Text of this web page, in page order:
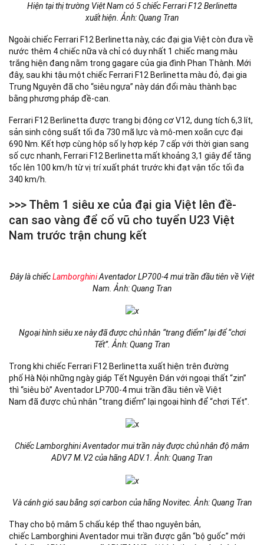
Hiện tại thị trường Việt Nam có 5 chiếc Ferrari F12 Berlinetta
xuất hiện. Ảnh: Quang Tran
Ngoài chiếc Ferrari F12 Berlinetta này, các đại gia Việt còn đưa về
nước thêm 4 chiếc nữa và chỉ có duy nhất 1 chiếc mang màu
trắng hiện đang nằm trong gagare của gia đình Phan Thành. Mới
đây, sau khi tậu một chiếc Ferrari F12 Berlinetta màu đỏ, đại gia
Trung Nguyên đã cho “siêu ngựa” này dán đổi màu thành bạc
bằng phương pháp đề-can.
Ferrari F12 Berlinetta được trang bị động cơ V12, dung tích 6,3 lít,
sản sinh công suất tối đa 730 mã lực và mô-men xoắn cực đại
690 Nm. Kết hợp cùng hộp số ly hợp kép 7 cấp với thời gian sang
số cực nhanh, Ferrari F12 Berlinetta mất khoảng 3,1 giây để tăng
tốc lên 100 km/h từ vị trí xuất phát trước khi đạt vận tốc tối đa
340 km/h.
>>> Thêm 1 siêu xe của đại gia Việt lên đề-
can sao vàng để cổ vũ cho tuyển U23 Việt
Nam trước trận chung kết
Đây là chiếcLamborghiniAventador LP700-4 mui trần đầu tiên về Việt
Nam. Ảnh: Quang Tran
Ngoại hình siêu xe này đã được chủ nhân “trang điểm” lại để “chơi
Tết”. Ảnh: Quang Tran
Trong khi chiếc Ferrari F12 Berlinetta xuất hiện trên đường
phố Hà Nội những ngày giáp Tết Nguyên Đán với ngoại thất “zin”
thì “siêu bò” Aventador LP700-4 mui trần đầu tiên về Việt
Nam đã được chủ nhân “trang điểm” lại ngoại hình để “chơi Tết”.
Chiếc Lamborghini Aventador mui trần này được chủ nhân độ mâm
ADV7 M.V2 của hãng ADV.1. Ảnh: Quang Tran
Và cánh gió sau bằng sợi carbon của hãng Novitec. Ảnh: Quang Tran
Thay cho bộ mâm 5 chấu kép thể thao nguyên bản,
chiếc Lamborghini Aventador mui trần được gắn “bộ guốc” mới